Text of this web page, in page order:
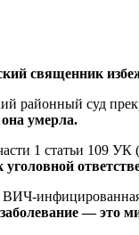
священник
районный суд
умерла.
1 статьи 109
ВИЧ-
— это